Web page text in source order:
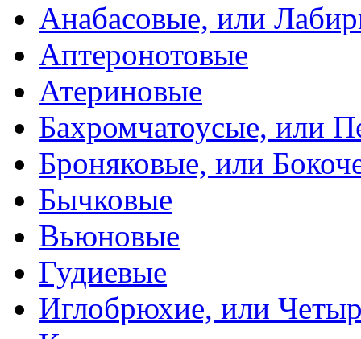
Анабасовые, или
Аптеронотовые
Атериновые
Бахромчатоусые, или
Броняковые, или
Бычковые
Вьюновые
Гудиевые
Иглобрюхие, или